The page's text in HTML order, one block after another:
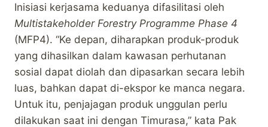
Inisiasi kerjasama keduanya difasilitasi oleh
Multistakeholder Forestry Programme Phase 4
(MFP4). “Ke depan, diharapkan produk-produk
yang dihasilkan dalam kawasan perhutanan
sosial dapat diolah dan dipasarkan secara lebih
luas, bahkan dapat di-ekspor ke manca negara.
Untuk itu, penjajagan produk unggulan perlu
dilakukan saat ini dengan Timurasa,” kata Pak